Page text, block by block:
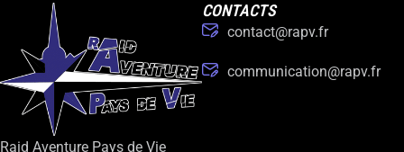
Raid Aventure Pays de Vie
CONTACTS
contact@rapv.fr
communication@rapv.fr